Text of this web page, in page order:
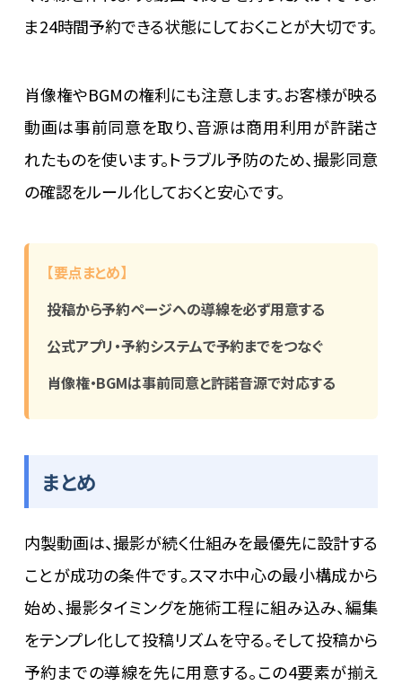
ま24時間予約できる状態にしておくことが大切です。
肖像権やBGMの権利にも注意します。お客様が映る
動画は事前同意を取り、音源は商用利用が許諾さ
れたものを使います。トラブル予防のため、撮影同意
の確認をルール化しておくと安心です。
【要点まとめ】
投稿から予約ページへの導線を必ず用意する
公式アプリ・予約システムで予約までをつなぐ
肖像権・BGMは事前同意と許諾音源で対応する
まとめ
内製動画は、撮影が続く仕組みを最優先に設計する
ことが成功の条件です。スマホ中心の最小構成から
始め、撮影タイミングを施術工程に組み込み、編集
をテンプレ化して投稿リズムを守る。そして投稿から
予約までの導線を先に用意する。この4要素が揃え